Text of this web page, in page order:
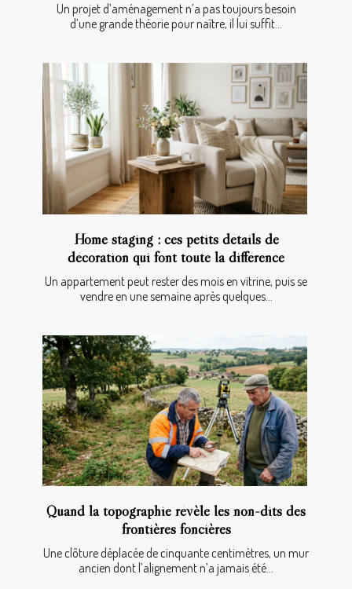
Un projet d’aménagement n’a pas toujours besoin
d’une grande théorie pour naître, il lui suffit...
Home staging : ces petits détails de
décoration qui font toute la différence
Un appartement peut rester des mois en vitrine, puis se
vendre en une semaine après quelques...
Quand la topographie révèle les non-dits des
frontières foncières
Une clôture déplacée de cinquante centimètres, un mur
ancien dont l’alignement n’a jamais été...